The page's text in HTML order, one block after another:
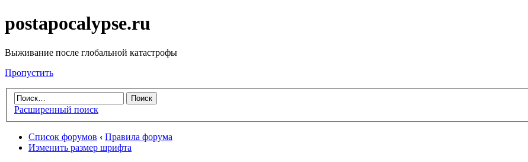
postapocalypse.ru
Выживание после глобальной катастрофы
Пропустить
Расширенный поиск
Список форумов ‹ Правила форума
Изменить размер шрифта